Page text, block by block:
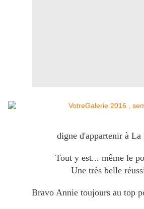
digne d'appartenir à La
Tout y est... même le
Une très belle
Bravo Annie toujours au top